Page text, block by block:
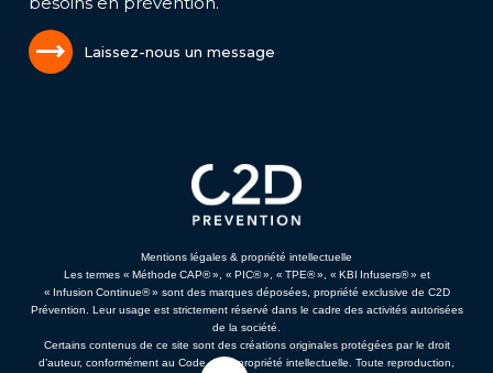
Laissez-nous un message
Mentions légales & propriété intellectuelle
Les termes « Méthode CAP® », « PIC® », « TPE® », « KBI Infusers® » et
« Infusion Continue® » sont des marques déposées, propriété exclusive de C2D
Prévention. Leur usage est strictement réservé dans le cadre des activités autorisées
de la société.
Certains contenus de ce site sont des créations originales protégées par le droit
d’auteur, conformément au Code de la propriété intellectuelle. Toute reproduction,